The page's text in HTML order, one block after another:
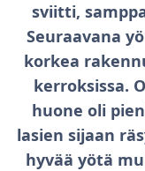
sviitti,
Seuraavana
korkea
kerroksissa.
huone oli
lasien sijaan
hyvää yötä